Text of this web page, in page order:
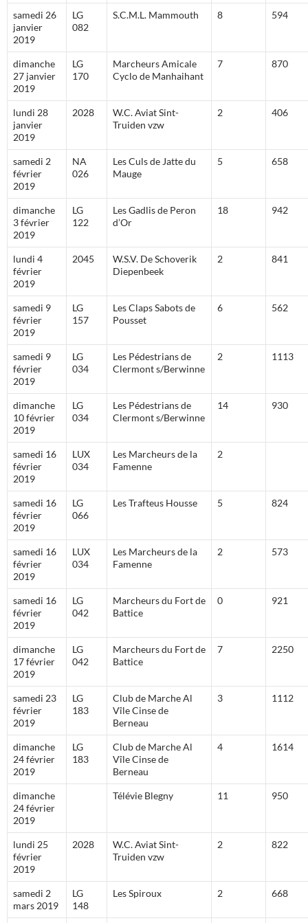
samedi 26
janvier
2019
LG
082
S.C.M.L. Mammouth 8 594
dimanche
27 janvier
2019
LG
170
Marcheurs Amicale
Cyclo de Manhaihant
7 870
lundi 28
janvier
2019
2028
W.C. Aviat Sint-
Truiden vzw
2 406
samedi 2
février
2019
NA
026
Les Culs de Jatte du
Mauge
5 658
dimanche
3 février
2019
LG
122
Les Gadlis de Peron
d’Or
18 942
lundi 4
février
2019
2045
W.S.V. De Schoverik
Diepenbeek
2 841
samedi 9
février
2019
LG
157
Les Claps Sabots de
Pousset
6 562
samedi 9
février
2019
LG
034
Les Pédestrians de
Clermont s/Berwinne
2 1113
dimanche
10 février
2019
LG
034
Les Pédestrians de
Clermont s/Berwinne
14 930
samedi 16
février
2019
LUX
034
Les Marcheurs de la
Famenne
2
samedi 16
février
2019
LG
066
Les Trafteus Housse 5 824
samedi 16
février
2019
LUX
034
Les Marcheurs de la
Famenne
2 573
samedi 16
février
2019
LG
042
Marcheurs du Fort de
Battice
0 921
dimanche
17 février
2019
LG
042
Marcheurs du Fort de
Battice
7 2250
samedi 23
février
2019
LG
183
Club de Marche Al
Vîle Cinse de
Berneau
3 1112
dimanche
24 février
2019
LG
183
Club de Marche Al
Vîle Cinse de
Berneau
4 1614
dimanche
24 février
2019
Télévie Blegny 11 950
lundi 25
février
2019
2028
W.C. Aviat Sint-
Truiden vzw
2 822
samedi 2
mars 2019
LG
148
Les Spiroux 2 668